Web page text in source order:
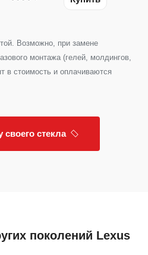
Возможно, при замене
монтажа (гелей, молдингов,
в стоимость и оплачиваются
своего стекла
поколений Lexus